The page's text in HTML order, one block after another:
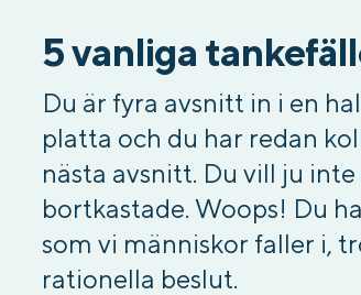
5 vanliga
Du är fyra avsnitt in i en
platta och du har redan
nästa avsnitt. Du vill ju
bortkastade. Woops! Du
som vi människor faller i,
rationella beslut.